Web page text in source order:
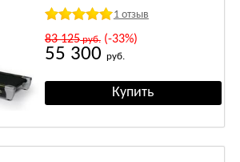
1 отзыв
83 125руб.(-33%)
55 300 руб.